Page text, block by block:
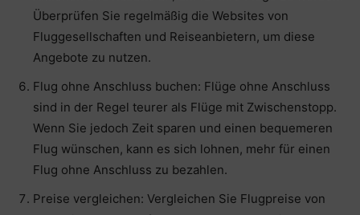
Überprüfen Sie regelmäßig die Websites von
Fluggesellschaften und Reiseanbietern, um diese
Angebote zu nutzen.
Flug ohne Anschluss buchen: Flüge ohne Anschluss
sind in der Regel teurer als Flüge mit Zwischenstopp.
Wenn Sie jedoch Zeit sparen und einen bequemeren
Flug wünschen, kann es sich lohnen, mehr für einen
Flug ohne Anschluss zu bezahlen.
Preise vergleichen: Vergleichen Sie Flugpreise von